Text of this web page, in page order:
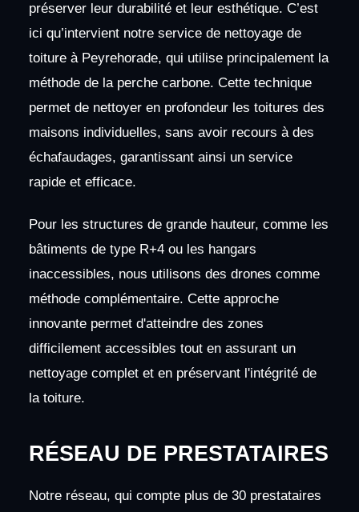
préserver leur durabilité et leur esthétique. C’est
ici qu’intervient notre service de nettoyage de
toiture à Peyrehorade, qui utilise principalement la
méthode de la perche carbone. Cette technique
permet de nettoyer en profondeur les toitures des
maisons individuelles, sans avoir recours à des
échafaudages, garantissant ainsi un service
rapide et efficace.
Pour les structures de grande hauteur, comme les
bâtiments de type R+4 ou les hangars
inaccessibles, nous utilisons des drones comme
méthode complémentaire. Cette approche
innovante permet d'atteindre des zones
difficilement accessibles tout en assurant un
nettoyage complet et en préservant l'intégrité de
la toiture.
RÉSEAU DE PRESTATAIRES
Notre réseau, qui compte plus de 30 prestataires